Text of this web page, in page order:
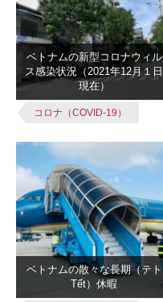
ベトナムの新型コロナウィル
ス感染状況（2021年12月１日
現在）
コロナ（COVID-19）
ベトナムの散々な長期（テト
Tết）休暇